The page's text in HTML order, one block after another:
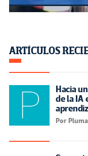
ARTÍCULOS
Hacia
de la IA
Por